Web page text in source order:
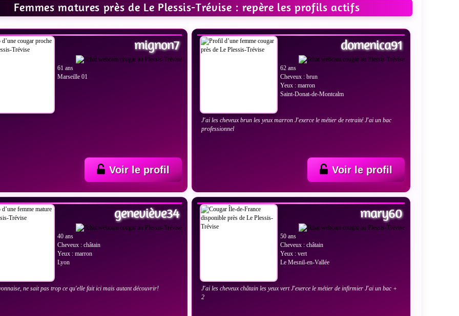
Femmes matures près de Le Plessis-Trévise : repère les profils actifs
LES PHOTOS
mignon7
61 ans
Marseille 01
Voir le profil
VOIR LES PHOTOS
domenica91
62 ans
Cheveux : brun
Yeux : marron
Saint-Donat-de-Montcalm
J'ai les cheveux brun les yeux marron J'exerce le métier de retraité J'ai un bac
professionnel
Voir le profil
geneviève34
40 ans
Cheveux : châtain
Yeux : marron
Lyon
ne sait pas trop ce qu'elle fait ici mais autant découvrir!
VOIR LES PHOTOS
mary60
50 ans
Cheveux : châtain
Yeux : vert
Le Mesnil-en-Vallée
J'ai les cheveux châtain les yeux vert J'exerce le métier de infirmier J'ai un bac +
2